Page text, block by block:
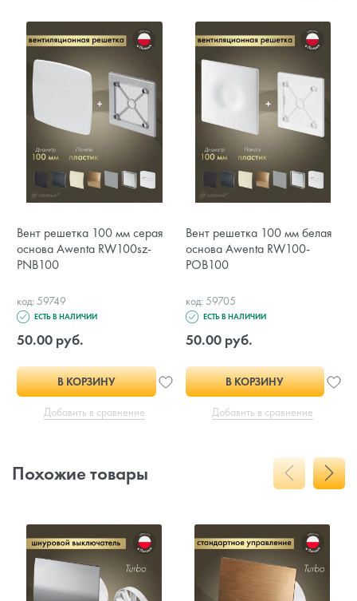
Вент решетка 100 мм серая
основа Awenta RW100sz-
PNB100
код: 59749
ЕСТЬ В НАЛИЧИИ
50.00 руб.
В КОРЗИНУ
Добавить в сравнение
Вент решетка 100 мм белая
основа Awenta RW100-
POB100
код: 59705
ЕСТЬ В НАЛИЧИИ
50.00 руб.
В КОРЗИНУ
Добавить в сравнение
Похожие товары